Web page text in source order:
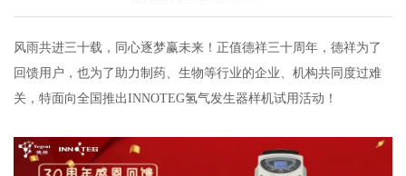
风雨共进三十载，同心逐梦赢未来！正值德祥三十周年，德祥为了
回馈用户，也为了助力制药、生物等行业的企业、机构共同度过难
关，特面向全国推出INNOTEG氢气发生器样机试用活动！